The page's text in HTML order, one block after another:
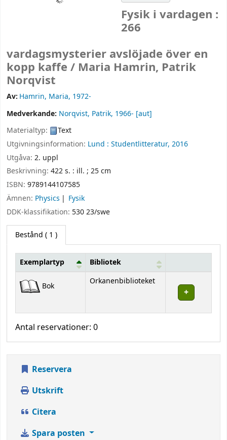
Fysik i vardagen :
266
vardagsmysterier avslöjade över en
kopp kaffe / Maria Hamrin, Patrik
Norqvist
Av: Hamrin, Maria, 1972-
Medverkande: Norqvist, Patrik, 1966- [aut]
Materialtyp:
Text
Utgivningsinformation: Lund : Studentlitteratur, 2016
Utgåva: 2. uppl
Beskrivning: 422 s. : ill. ; 25 cm
ISBN: 9789144107585
Ämnen: Physics
Fysik
DDK-klassifikation: 530 23/swe
Bestånd ( 1 )
Exemplartyp Bibliotek
Bok Orkanenbiblioteket
Antal reservationer: 0
Reservera
Utskrift
Citera
Spara posten